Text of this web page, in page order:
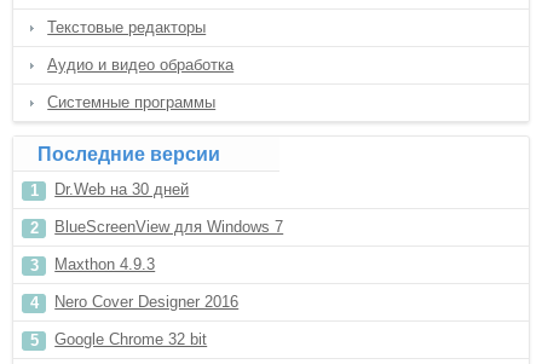
Текстовые редакторы
Аудио и видео обработка
Системные программы
Последние версии
Dr.Web на 30 дней
BlueScreenView для Windows 7
Maxthon 4.9.3
Nero Cover Designer 2016
Google Chrome 32 bit